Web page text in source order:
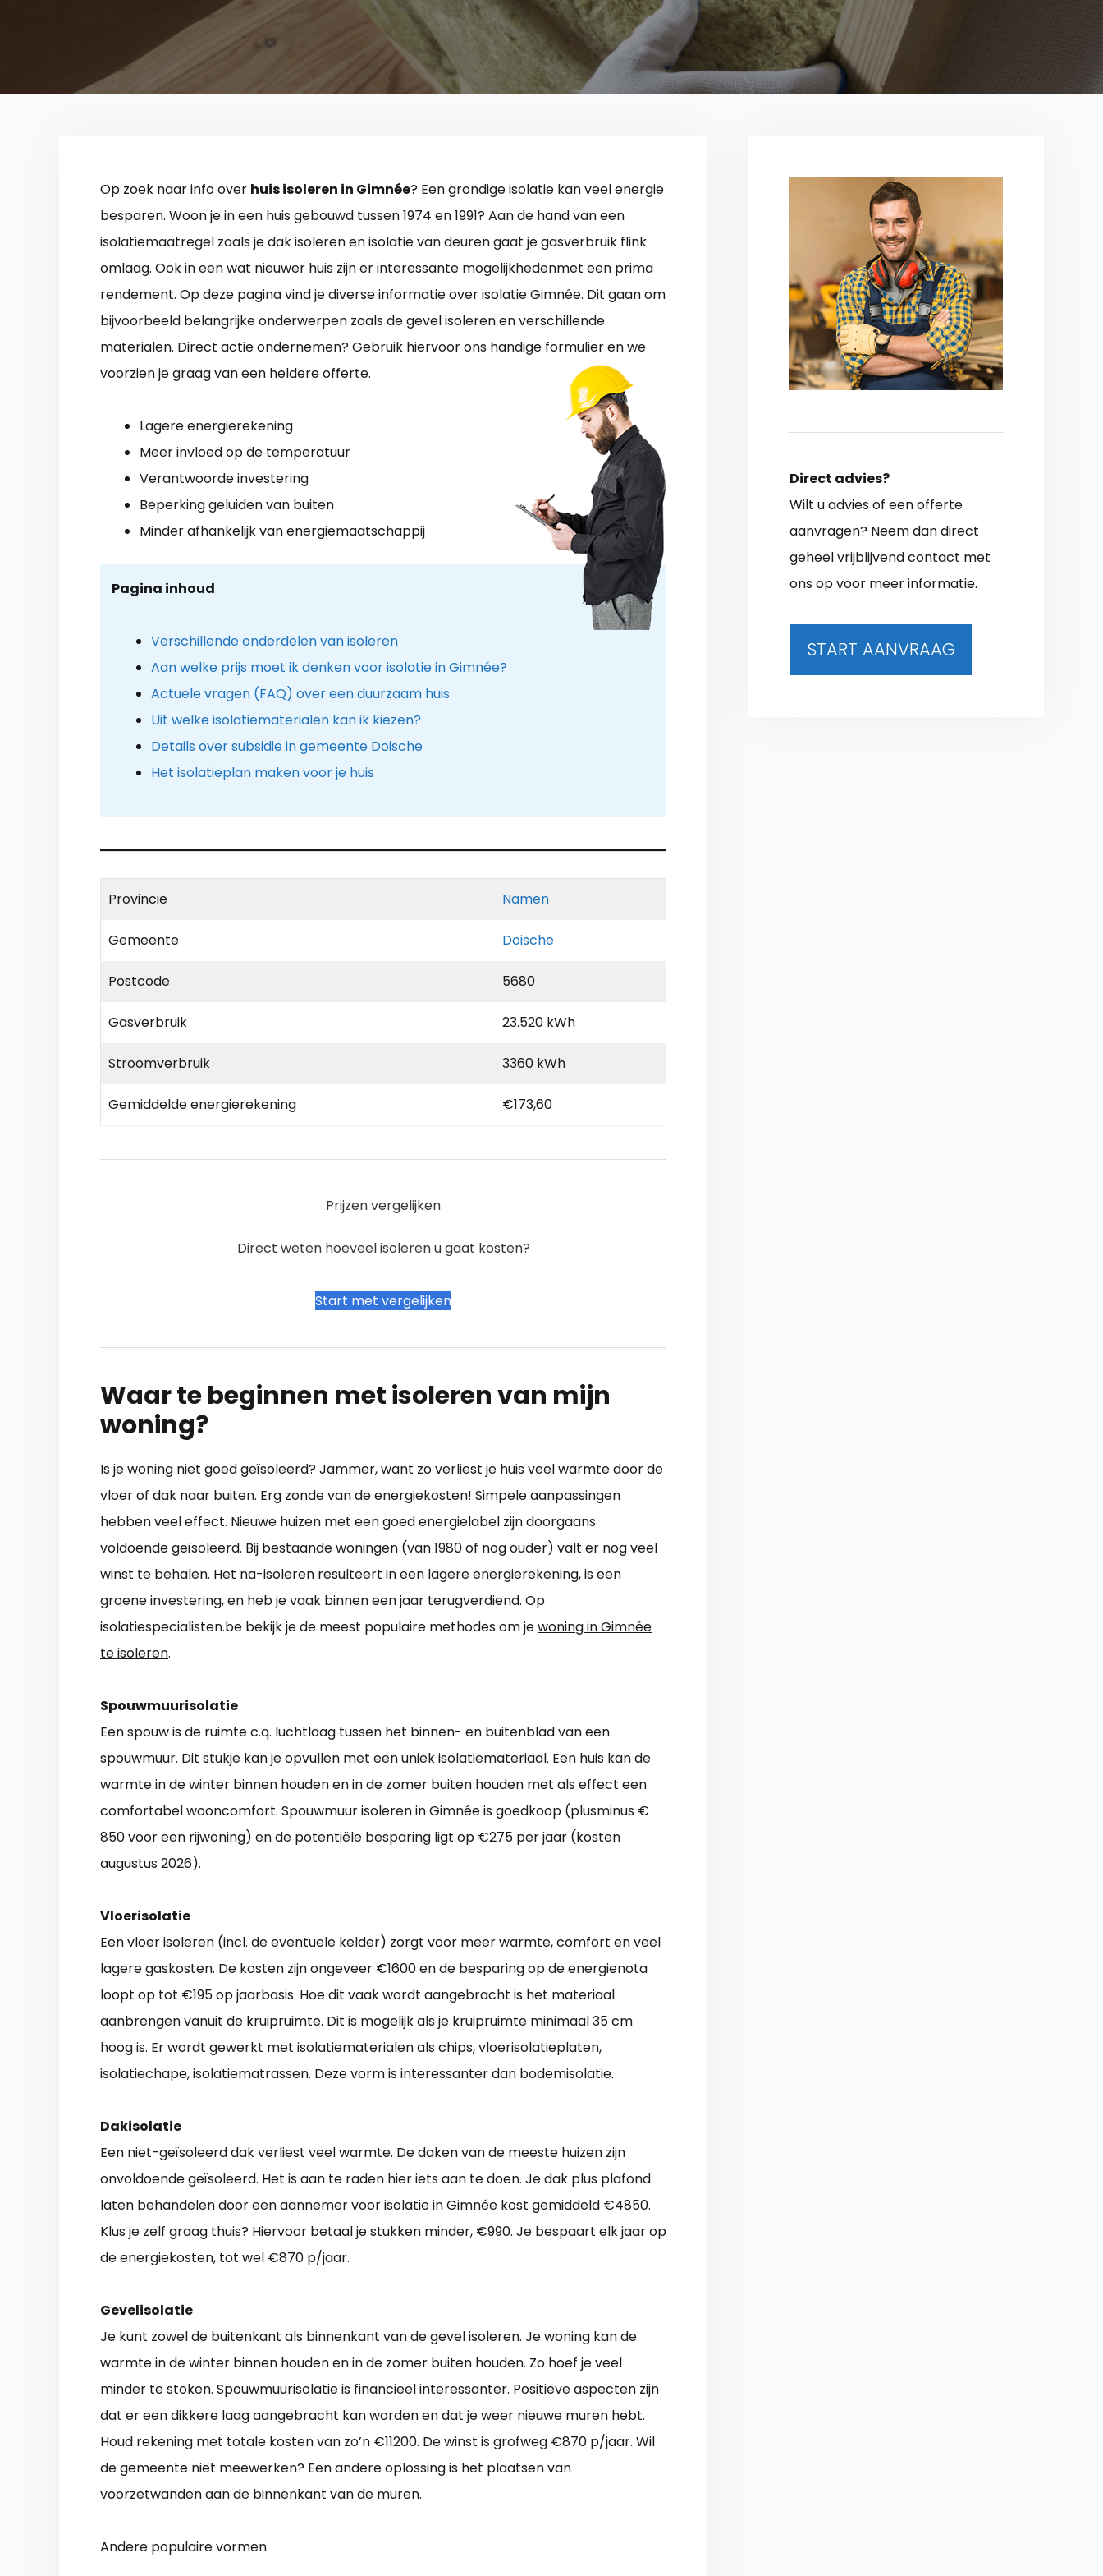
Op zoek naar info over huis isoleren in Gimnée? Een grondige isolatie kan veel energie
besparen. Woon je in een huis gebouwd tussen 1974 en 1991? Aan de hand van een
isolatiemaatregel zoals je dak isoleren en isolatie van deuren gaat je gasverbruik flink
omlaag. Ook in een wat nieuwer huis zijn er interessante mogelijkhedenmet een prima
rendement. Op deze pagina vind je diverse informatie over isolatie Gimnée. Dit gaan om
bijvoorbeeld belangrijke onderwerpen zoals de gevel isoleren en verschillende
materialen. Direct actie ondernemen? Gebruik hiervoor ons handige formulier en we
voorzien je graag van een heldere offerte.
Lagere energierekening
Meer invloed op de temperatuur
Verantwoorde investering
Beperking geluiden van buiten
Minder afhankelijk van energiemaatschappij
Pagina inhoud
Verschillende onderdelen van isoleren
Aan welke prijs moet ik denken voor isolatie in Gimnée?
Actuele vragen (FAQ) over een duurzaam huis
Uit welke isolatiematerialen kan ik kiezen?
Details over subsidie in gemeente Doische
Het isolatieplan maken voor je huis
Provincie Namen
Gemeente Doische
Postcode 5680
Gasverbruik 23.520 kWh
Stroomverbruik 3360 kWh
Gemiddelde energierekening €173,60
Prijzen vergelijken
Direct weten hoeveel isoleren u gaat kosten?
Start met vergelijken
Waar te beginnen met isoleren van mijn
woning?
Is je woning niet goed geïsoleerd? Jammer, want zo verliest je huis veel warmte door de
vloer of dak naar buiten. Erg zonde van de energiekosten! Simpele aanpassingen
hebben veel effect. Nieuwe huizen met een goed energielabel zijn doorgaans
voldoende geïsoleerd. Bij bestaande woningen (van 1980 of nog ouder) valt er nog veel
winst te behalen. Het na-isoleren resulteert in een lagere energierekening, is een
groene investering, en heb je vaak binnen een jaar terugverdiend. Op
isolatiespecialisten.be bekijk je de meest populaire methodes om jewoning in Gimnée
te isoleren.
Spouwmuurisolatie
Een spouw is de ruimte c.q. luchtlaag tussen het binnen- en buitenblad van een
spouwmuur. Dit stukje kan je opvullen met een uniek isolatiemateriaal. Een huis kan de
warmte in de winter binnen houden en in de zomer buiten houden met als effect een
comfortabel wooncomfort. Spouwmuur isoleren in Gimnée is goedkoop (plusminus €
850 voor een rijwoning) en de potentiële besparing ligt op €275 per jaar (kosten
augustus 2026).
Vloerisolatie
Een vloer isoleren (incl. de eventuele kelder) zorgt voor meer warmte, comfort en veel
lagere gaskosten. De kosten zijn ongeveer €1600 en de besparing op de energienota
loopt op tot €195 op jaarbasis. Hoe dit vaak wordt aangebracht is het materiaal
aanbrengen vanuit de kruipruimte. Dit is mogelijk als je kruipruimte minimaal 35 cm
hoog is. Er wordt gewerkt met isolatiematerialen als chips, vloerisolatieplaten,
isolatiechape, isolatiematrassen. Deze vorm is interessanter dan bodemisolatie.
Dakisolatie
Een niet-geïsoleerd dak verliest veel warmte. De daken van de meeste huizen zijn
onvoldoende geïsoleerd. Het is aan te raden hier iets aan te doen. Je dak plus plafond
laten behandelen door een aannemer voor isolatie in Gimnée kost gemiddeld €4850.
Klus je zelf graag thuis? Hiervoor betaal je stukken minder, €990. Je bespaart elk jaar op
de energiekosten, tot wel €870 p/jaar.
Gevelisolatie
Je kunt zowel de buitenkant als binnenkant van de gevel isoleren. Je woning kan de
warmte in de winter binnen houden en in de zomer buiten houden. Zo hoef je veel
minder te stoken. Spouwmuurisolatie is financieel interessanter. Positieve aspecten zijn
dat er een dikkere laag aangebracht kan worden en dat je weer nieuwe muren hebt.
Houd rekening met totale kosten van zo’n €11200. De winst is grofweg €870 p/jaar. Wil
de gemeente niet meewerken? Een andere oplossing is het plaatsen van
voorzetwanden aan de binnenkant van de muren.
Andere populaire vormen
Direct advies?
Wilt u advies of een offerte
aanvragen? Neem dan direct
geheel vrijblijvend contact met
ons op voor meer informatie.
START AANVRAAG